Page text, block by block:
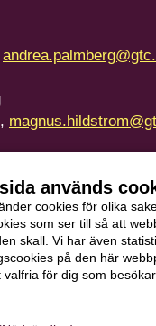
används
cookies för olika
som ser till så att
skall. Vi har även
på den här
valfria för dig som